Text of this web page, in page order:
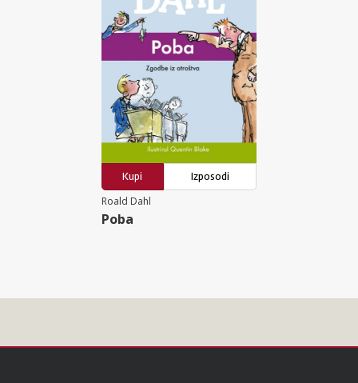
Kupi
Izposodi
Roald Dahl
Poba